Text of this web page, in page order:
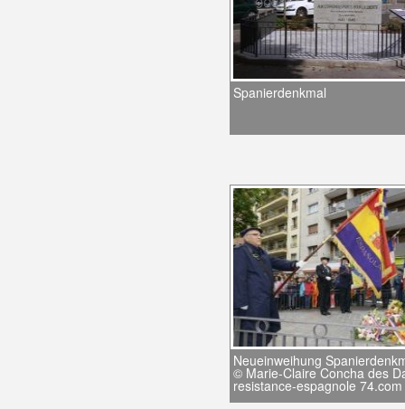
Spanierdenkmal
Neueinweihung
© Marie-Claire Concha des
resistance-espagnole 74.com